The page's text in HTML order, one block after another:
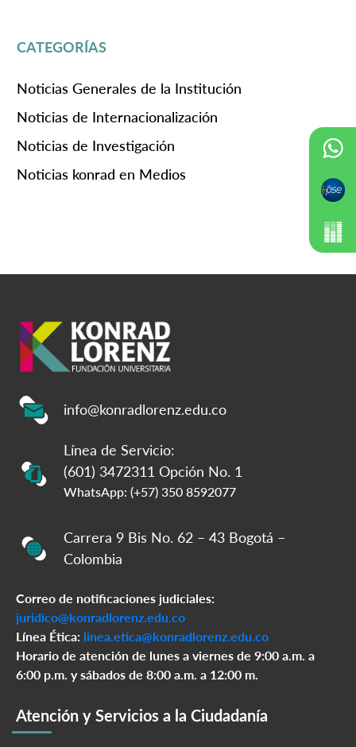
CATEGORÍAS
Noticias Generales de la Institución
Noticias de Internacionalización
Noticias de Investigación
Noticias konrad en Medios
info@konradlorenz.edu.co
Línea de Servicio:
(601) 3472311 Opción No. 1
WhatsApp: (+57) 350 8592077
Carrera 9 Bis No. 62 – 43 Bogotá –
Colombia
Correo de notificaciones judiciales:
juridico@konradlorenz.edu.co
Línea Ética: linea.etica@konradlorenz.edu.co
Horario de atención de lunes a viernes de 9:00 a.m. a
6:00 p.m. y sábados de 8:00 a.m. a 12:00 m.
Atención y Servicios a la Ciudadanía